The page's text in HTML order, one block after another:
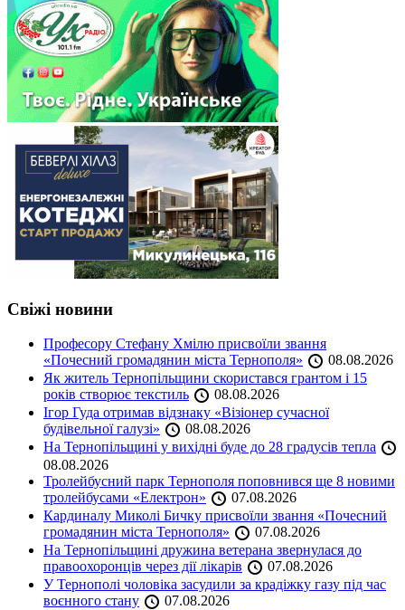
Свіжі новини
Професору Стефану Хмілю присвоїли звання
«Почесний громадянин міста Тернополя»
08.08.2026
Як житель Тернопільщини скористався грантом і 15
років створює текстиль
08.08.2026
Ігор Гуда отримав відзнаку «Візіонер сучасної
будівельної галузі»
08.08.2026
На Тернопільщині у вихідні буде до 28 градусів тепла
08.08.2026
Тролейбусний парк Тернополя поповнився ще 8 новими
тролейбусами «Електрон»
07.08.2026
Кардиналу Миколі Бичку присвоїли звання «Почесний
громадянин міста Тернополя»
07.08.2026
На Тернопільщині дружина ветерана звернулася до
правоохоронців через дії лікарів
07.08.2026
У Тернополі чоловіка засудили за крадіжку газу під час
воєнного стану
07.08.2026